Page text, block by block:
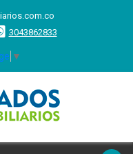
3043862833
▼